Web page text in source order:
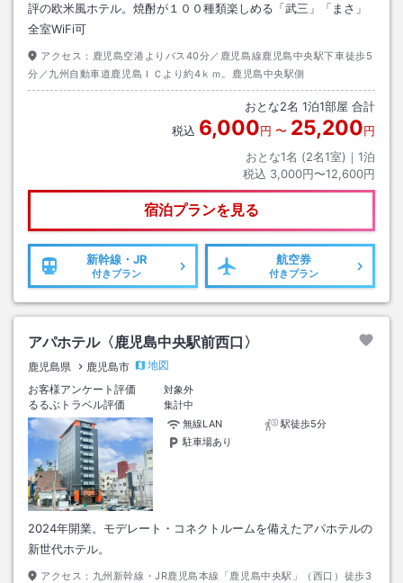
評の欧米風ホテル。焼酎が１００種類楽しめる「武三」「まさ」
全室WiFi可
アクセス： 鹿児島空港よりバス40分／鹿児島線鹿児島中央駅下車徒歩5
分／九州自動車道鹿児島ＩＣより約4ｋｍ。鹿児島中央駅側
おとな2名 1泊1部屋 合計
税込 6,000円 〜 25,200円
おとな1名 (2名1室)｜ 1泊
税込 3,000円〜12,600円
宿泊プランを見る
新幹線・JR
付きプラン
航空券
付きプラン
アパホテル〈鹿児島中央駅前西口〉
鹿児島県 鹿児島市
地図
お客様アンケート評価
対象外
るるぶトラベル評価
集計中
無線LAN
駅徒歩5分
駐車場あり
2024年開業。モデレート・コネクトルームを備えたアパホテルの
新世代ホテル。
アクセス： 九州新幹線・JR鹿児島本線「鹿児島中央駅」（西口）徒歩3